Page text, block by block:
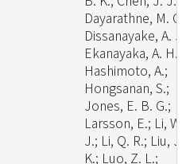
Dayarathne, M.
Dissanayake, A.
Ekanayaka, A. H.;
Hashimoto, A.;
Hongsanan, S.;
Jones, E. B. G.;
Larsson, E.; Li, W.
J.; Li, Q. R.; Liu, J.
K.; Luo, Z. L.;